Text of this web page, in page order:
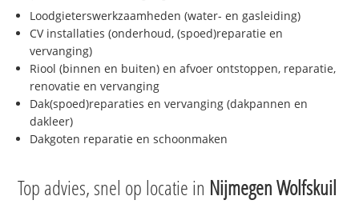
Loodgieterswerkzaamheden (water- en gasleiding)
CV installaties (onderhoud, (spoed)reparatie en
vervanging)
Riool (binnen en buiten) en afvoer ontstoppen, reparatie,
renovatie en vervanging
Dak(spoed)reparaties en vervanging (dakpannen en
dakleer)
Dakgoten reparatie en schoonmaken
Top advies, snel op locatie in Nijmegen Wolfskuil